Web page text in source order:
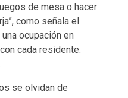
de mesa o hacer
como señala el
ocupación en
cada residente:
.
se olvidan de